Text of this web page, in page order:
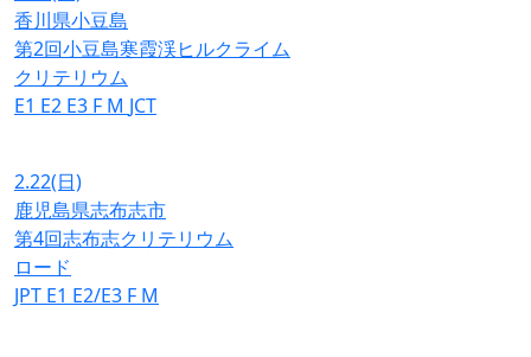
香川県小豆島
第2回小豆島寒霞渓ヒルクライム
クリテリウム
E1 E2 E3 F M JCT
2.22(日)
鹿児島県志布志市
第4回志布志クリテリウム
ロード
JPT E1 E2/E3 F M